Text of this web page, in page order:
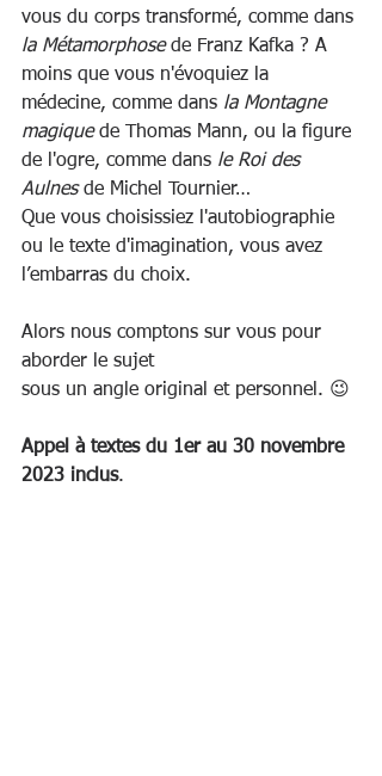
vous du corps transformé, comme dans
la Métamorphose de Franz Kafka ? A
moins que vous n'évoquiez la
médecine, comme dans la Montagne
magique de Thomas Mann, ou la figure
de l'ogre, comme dans le Roi des
Aulnes de Michel Tournier…
Que vous choisissiez l'autobiographie
ou le texte d'imagination, vous avez
l’embarras du choix.
Alors nous comptons sur vous pour
aborder le sujet
sous un angle original et personnel. 😉
Appel à textes du 1er au 30 novembre
2023 inclus.